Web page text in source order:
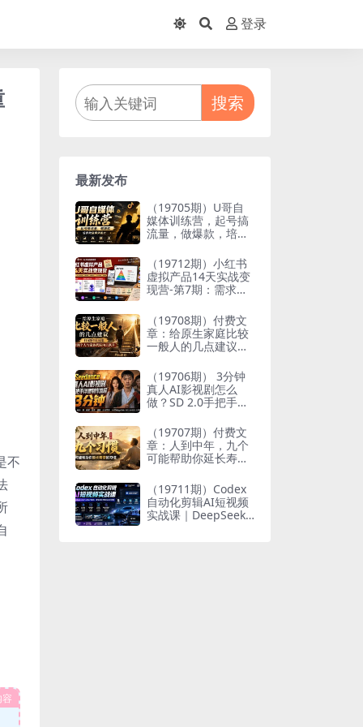
登录
不
搜索
最新发布
（19705期）U哥自
媒体训练营，起号搞
流量，做爆款，培养
（19712期）小红书
虚拟产品14天实战变
现营-第7期：需求挖
品矩阵×内容笔记×一
人公司进阶×全链路
（19708期）付费文
章：给原生家庭比较
一般人的几点建议，
个人与家族代际向上
跃升
（19706期） 3分钟
真人AI影视剧怎么
做？SD 2.0手把手完
eld 14天SD 2.0/2.5
无限生成
（19707期）付费文
章：人到中年，九个
可能帮助你延长寿命
（19711期）Codex
自动化剪辑AI短视频
实战课｜DeepSeek